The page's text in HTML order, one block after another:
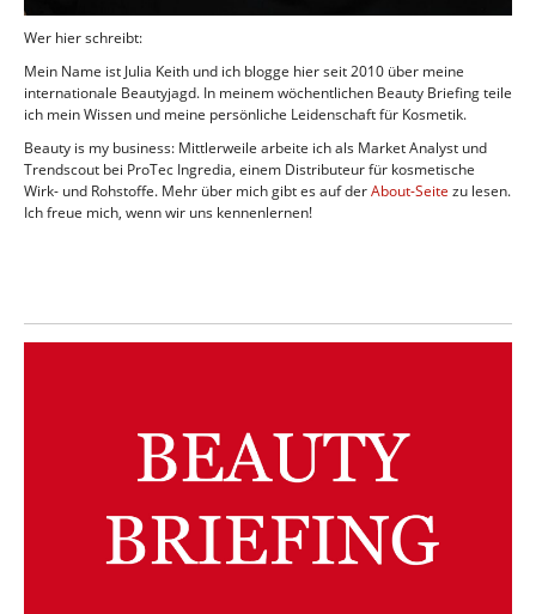
Wer hier schreibt:
Mein Name ist Julia Keith und ich blogge hier seit 2010 über meine
internationale Beautyjagd. In meinem wöchentlichen Beauty Briefing teile
ich mein Wissen und meine persönliche Leidenschaft für Kosmetik.
Beauty is my business: Mittlerweile arbeite ich als Market Analyst und
Trendscout bei ProTec Ingredia, einem Distributeur für kosmetische
Wirk- und Rohstoffe. Mehr über mich gibt es auf derAbout-Seite zu lesen.
Ich freue mich, wenn wir uns kennenlernen!